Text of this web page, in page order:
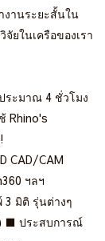
งานระยะสั้นใน
ยในเครือของเรา
ระมาณ 4 ชั่วโมง
Rhino's
CAD/CAM
ฯลฯ
มิติ รุ่นต่างๆ
■ ประสบการณ์